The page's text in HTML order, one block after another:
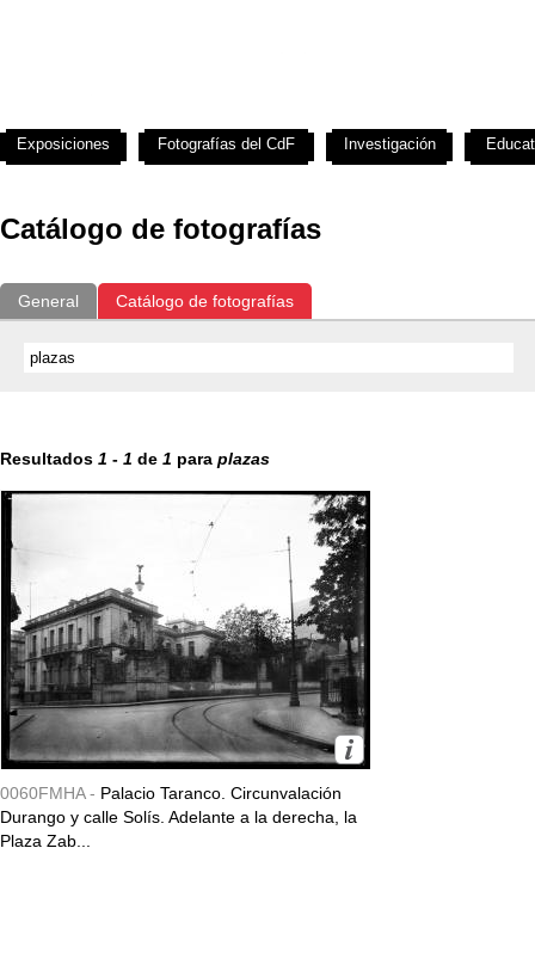
Catálogo de fotografías
General Catálogo de fotografías
Resultados 1 - 1 de 1 para plazas
0060FMHA - Palacio Taranco. Circunvalación
Durango y calle Solís. Adelante a la derecha, la
Plaza Zab...
Exposiciones Fotografías del CdF Investigación